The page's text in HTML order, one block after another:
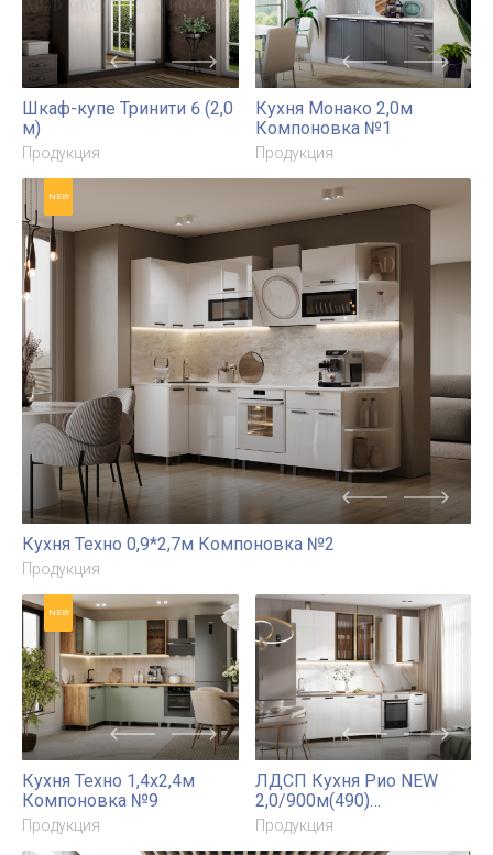
ЛДСП Кухня Рио NEW
2,0м(490) Компоновка
№1
Продукция
Буфет Милано
Продукция
NEW
Кухня Техно 0,9*2,7м Компоновка №2
Продукция
Шкаф-купе Тринити 6 (2,0
м)
Продукция
Кухня Монако 2,0м
Компоновка №1
Продукция
Этот сайтиспользует файлы cookiesдля
сбора и хранения данных. Продолжая
использовать этот сайт, Вы даете согласие
на работу с этими файлами. Вы всегда
можете отключить файлы cookies в
настройках Вашего браузера.
Принять